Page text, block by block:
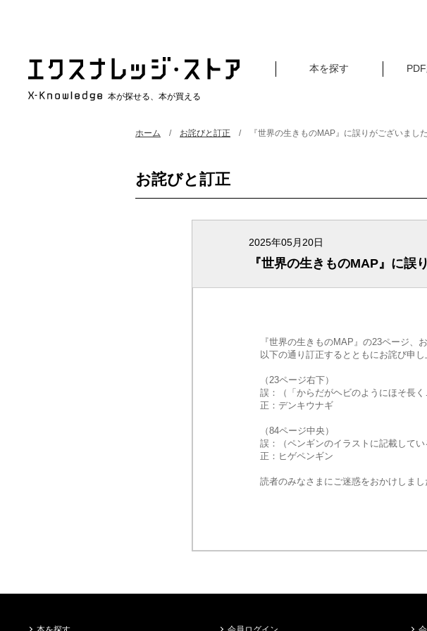
本が探せる、本が買える
本を探す
ホーム お詫びと訂正 『世界の生きものMAP』に誤りがございました
お詫びと訂正
2025年05月20日
『世界の生きものMAP』に誤
『世界の生きものMAP』の23ページ、
以下の通り訂正するとともにお詫び申し
（23ページ右下）
誤：（「からだがヘビのようにほそ長
正：デンキウナギ
（84ページ中央）
誤：（ペンギンのイラストに記載して
正：ヒゲペンギン
読者のみなさまにご迷惑をおかけしまし